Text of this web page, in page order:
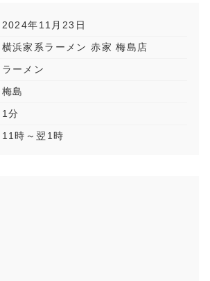
2024年11月23日
横浜家系ラーメン 赤家 梅島店
ラーメン
梅島
1分
11時～翌1時